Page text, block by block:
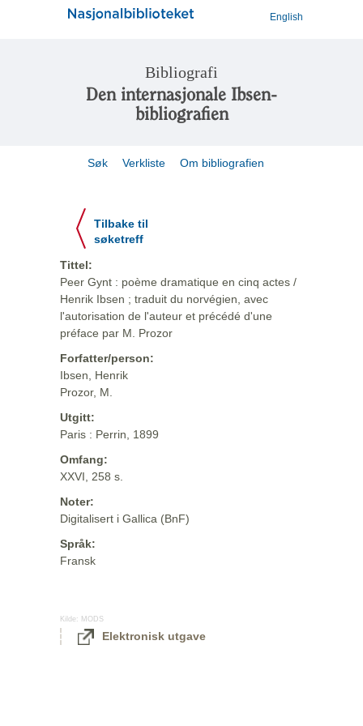
English
Bibliografi
Den internasjonale Ibsen-
bibliografien
Søk Verkliste Om bibliografien
Tilbake til
søketreff
Tittel:
Peer Gynt : poème dramatique en cinq actes /
Henrik Ibsen ; traduit du norvégien, avec
l'autorisation de l'auteur et précédé d'une
préface par M. Prozor
Forfatter/person:
Ibsen, Henrik
Prozor, M.
Utgitt:
Paris : Perrin, 1899
Omfang:
XXVI, 258 s.
Noter:
Digitalisert i Gallica (BnF)
Språk:
Fransk
Kilde: MODS
Elektronisk utgave